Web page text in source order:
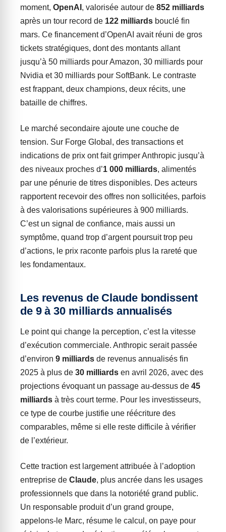
moment, OpenAI , valorisée autour de 852 milliards
après un tour record de 122 milliards bouclé fin
mars. Ce financement d’OpenAI avait réuni de gros
tickets stratégiques, dont des montants allant
jusqu’à 50 milliards pour Amazon, 30 milliards pour
Nvidia et 30 milliards pour SoftBank. Le contraste
est frappant, deux champions, deux récits, une
bataille de chiffres.
Le marché secondaire ajoute une couche de
tension. Sur Forge Global, des transactions et
indications de prix ont fait grimper Anthropic jusqu’à
des niveaux proches d’1 000 milliards, alimentés
par une pénurie de titres disponibles. Des acteurs
rapportent recevoir des offres non sollicitées, parfois
à des valorisations supérieures à 900 milliards.
C’est un signal de confiance, mais aussi un
symptôme, quand trop d’argent poursuit trop peu
d’actions, le prix raconte parfois plus la rareté que
les fondamentaux.
Les revenus de Claude bondissent
de 9 à 30 milliards annualisés
Le point qui change la perception, c’est la vitesse
d’exécution commerciale. Anthropic serait passée
d’environ 9 milliards de revenus annualisés fin
2025 à plus de 30 milliards en avril 2026, avec des
projections évoquant un passage au-dessus de 45
milliards à très court terme. Pour les investisseurs,
ce type de courbe justifie une réécriture des
comparables, même si elle reste difficile à vérifier
de l’extérieur.
Cette traction est largement attribuée à l’adoption
entreprise de Claude, plus ancrée dans les usages
professionnels que dans la notoriété grand public.
Un responsable produit d’un grand groupe,
appelons-le Marc, résume le calcul, on paye pour